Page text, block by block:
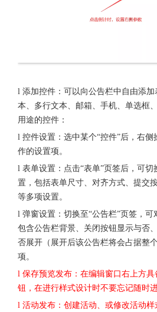
l 添加控件：可以向公告栏中自由添
本、多行文本、邮箱、手机、单选框
用途的控件：
l 控件设置：选中某个“控件”后，右
作的设置项。
l 表单设置：点击“表单”页签后，可
置，包括表单尺寸、对齐方式、提交
等多项设置。
l 弹窗设置：切换至“公告栏”页签，可
包含公告栏背景、关闭按钮显示与否
否展开（展开后该公告栏将会占据整
项。
l 保存预览发布：在编辑窗口右上方
钮，在进行样式设计时不要忘记随时进
l 活动发布：创建活动、或修改活动